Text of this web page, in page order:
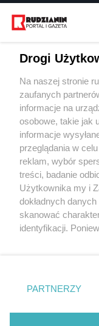
Wydawca mediów
Nie zapomnij
zapoznać się z:
polityką
Twojemiasto
Piekary Śląskie
Chorzów
Tarnowskie Góry
Gliwice
Drogi
Na naszej stronie
zaufanych
informacje na
osobowe, takie jak
informacje
przeglądania w
reklam, wybór
treści, badanie
Użytkownika my i
dokładnych
skanować
identyfikacji.
prywatności
. Niektóre
zgody
takiemu
PARTNERZY